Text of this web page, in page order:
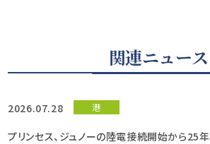
関連ニュース
2026.07.28 港
プリンセス、ジュノーの陸電接続開始から25年